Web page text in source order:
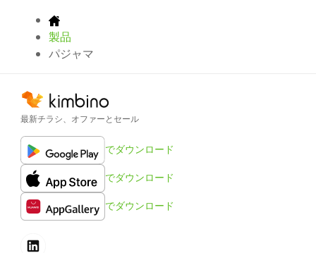
製品
パジャマ
最新チラシ、オファーとセール
でダウンロード
でダウンロード
でダウンロード